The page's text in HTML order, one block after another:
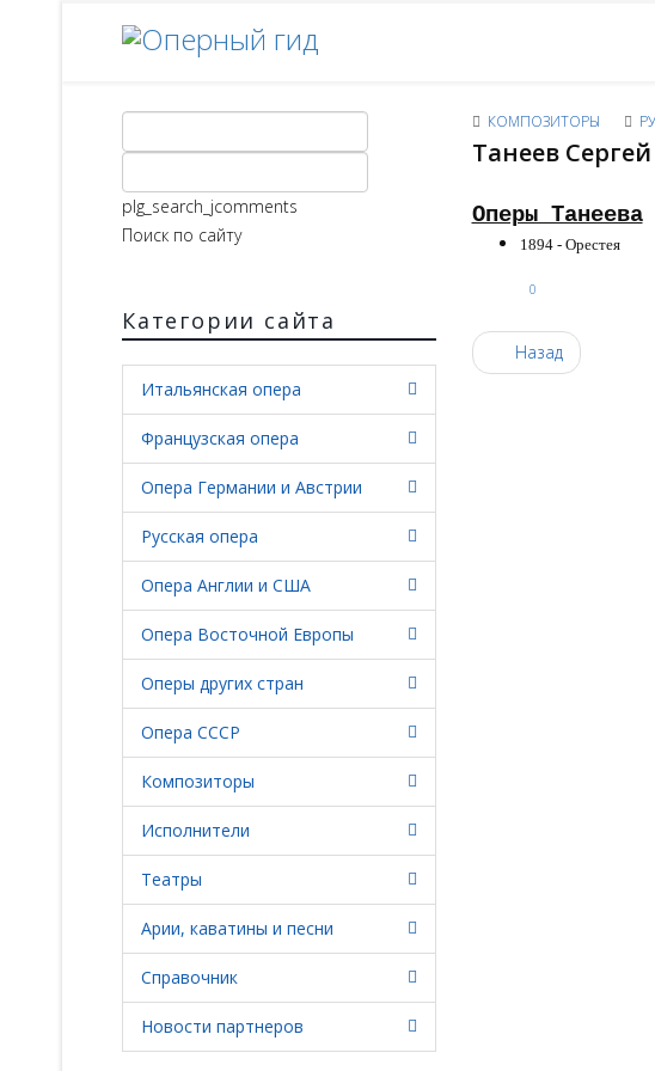
plg_search_jcomments
Поиск по сайту
Категории сайта
Итальянская опера
Французская опера
Опера Германии и Австрии
Русская опера
Опера Англии и США
Опера Восточной Европы
Оперы других стран
Опера СССР
Композиторы
Исполнители
Театры
Арии, каватины и песни
Справочник
Новости партнеров
КОМПОЗИТОРЫ
Танеев
Оперы Танеева
1894 - Орестея
0
Назад